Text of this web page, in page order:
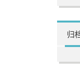
归